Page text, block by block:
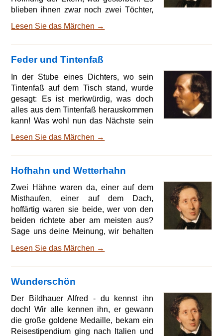
blieben ihnen zwar noch zwei Töchter,
werden sollte, brave, herrliche Mädchen
war es das jüngste und ein Sohn. Es
war eine schwere Prüfung. Die
Schwestern trauerten, wie es junge
Herzen tun, und waren namentlich von
dem Schmerz der El
Lesen Sie das Märchen →
Feder und Tintenfaß
In der Stube eines Dichters, wo sein
Tintenfaß auf dem Tisch stand, wurde
gesagt: Es ist merkwürdig, was doch
alles aus dem Tintenfaß herauskommen
kann! Was wohl nun das Nächste sein
sagte das Tintenfaß. Es ist merkwürdig,
weiß wirklich selber nicht, was das
Nächste sein wird, wenn der Mensch
erst beginnt, aus mir zu schöpfen. Ein
Tropfen aus mir genügt für eine halbe
Seite Papi
Lesen Sie das Märchen →
Hofhahn und Wetterhahn
Zwei Hähne waren da, einer auf dem
Misthaufen, einer auf dem Dach,
hoffärtig waren sie beide, wer von den
beiden richtete aber am meisten aus?
Sage uns deine Meinung, wir behalten
bei. Der Hühnerhof war durch einen
und auf dem Misthaufen lag und wuchs
eine große Gurke, die das Bewußtsein
hatte, ein Mistbeetgewächs zu sein.
Dazu wird man geboren, sprach es im
Innern der Gurke, nicht alle k
Lesen Sie das Märchen →
Wunderschön
Der Bildhauer Alfred - du kennst ihn
doch! Wir alle kennen ihn, er gewann
die große goldene Medaille, bekam ein
Reisestipendium ging nach Italien und